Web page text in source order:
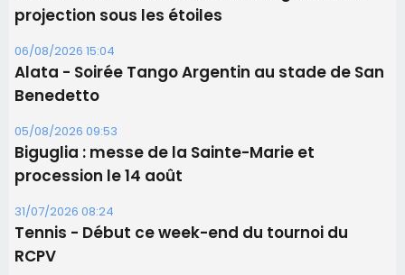
06/08/2026 15:04
Alata - Soirée Tango Argentin au stade de San
Benedetto
05/08/2026 09:53
procession le 14 août
31/07/2026 08:24
Tennis - Début ce week-end du tournoi du
RCPV
31/07/2026 08:22